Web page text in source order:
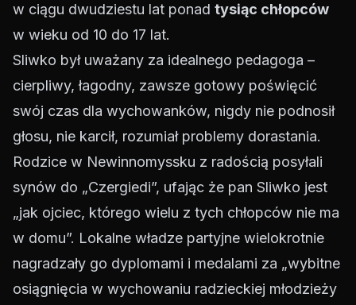
w ciągu dwudziestu lat ponad tysiąc chłopców
w wieku od 10 do 17 lat.
Sliwko był uważany za idealnego pedagoga –
cierpliwy, łagodny, zawsze gotowy poświęcić
swój czas dla wychowanków, nigdy nie podnosił
głosu, nie karcił, rozumiał problemy dorastania.
Rodzice w Newinnomyssku z radością posyłali
synów do „Czergiedi”, ufając że pan Sliwko jest
„jak ojciec, którego wielu z tych chłopców nie ma
w domu”. Lokalne władze partyjne wielokrotnie
nagradzały go dyplomami i medalami za „wybitne
osiągnięcia w wychowaniu radzieckiej młodzieży